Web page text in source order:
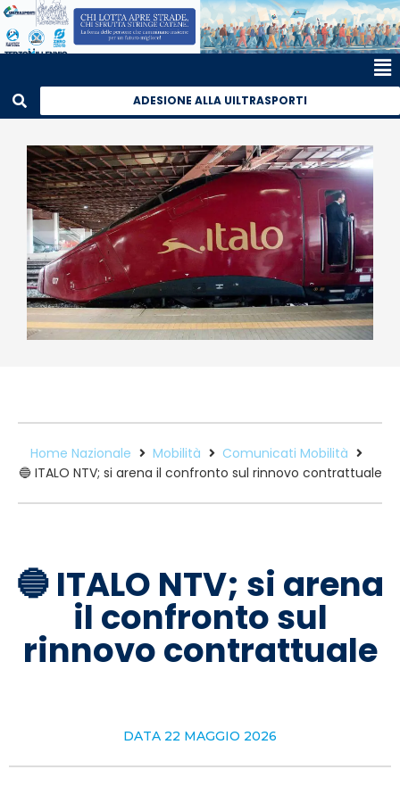
ADESIONE ALLA UILTRASPORTI
Home Nazionale Mobilità
Comunicati Mobilità
🔵 ITALO NTV; si arena il confronto sul rinnovo contrattuale
🔵 ITALO NTV; si arena
il confronto sul
rinnovo contrattuale
DATA 22 MAGGIO 2026